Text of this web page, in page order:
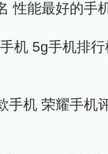
性能最好的手
机 5g手机排
手机 荣耀手机